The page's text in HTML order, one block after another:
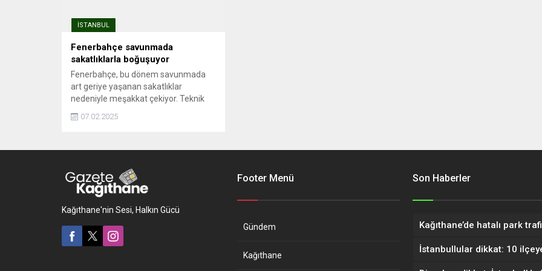
İSTANBUL
Fenerbahçe savunmada
sakatlıklarla boğuşuyor
Fenerbahçe, bu dönem savunmada
art geriye yaşanan sakatlıklar
nedeniyle meşakkat çekiyor. Teknik
yeni döneme stoperde Rodrigo Becao,
07.02.2025
Kağıthane'nin Sesi, Halkın Gücü
Footer Menü
Gündem
Kağıthane
Son Haberler